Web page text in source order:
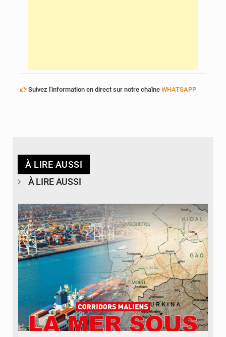
Suivez l'information en direct sur notre chaîne WHATSAPP
À LIRE AUSSI
À LIRE AUSSI
© JDM